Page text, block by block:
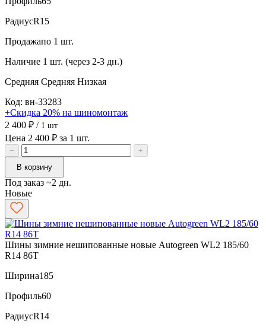
РадиусR15
Продажапо 1 шт.
Наличие 1 шт. (через 2-3 дн.)
Средняя Средняя Низкая
Код: вн-33283
+Скидка 20% на шиномонтаж
2 400 ₽ / 1 шт
Цена 2 400 ₽ за 1 шт.
−
+
В корзину
Под заказ ~2 дн.
Новые
Шины зимние нешипованные новые Autogreen WL2 185/60
R14 86T
Ширина185
Профиль60
РадиусR14